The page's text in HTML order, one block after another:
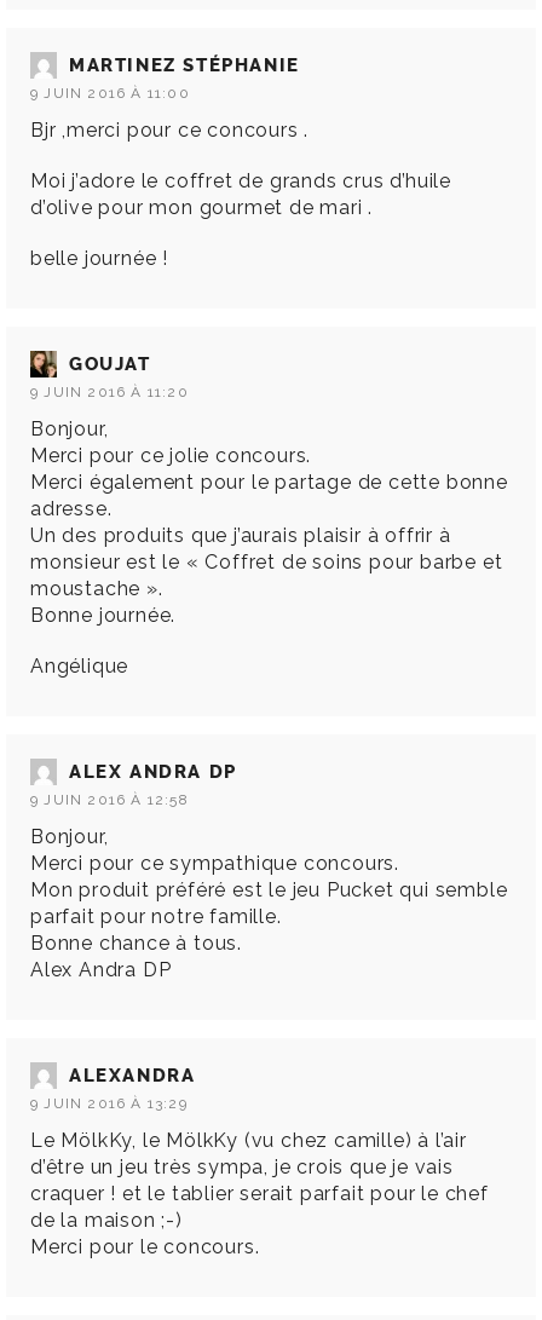
MARTINEZ STÉPHANIE
9 JUIN 2016 À 11:00
Bjr ,merci pour ce concours .
Moi j’adore le coffret de grands crus d’huile
d’olive pour mon gourmet de mari .
belle journée !
GOUJAT
9 JUIN 2016 À 11:20
Bonjour,
Merci pour ce jolie concours.
Merci également pour le partage de cette bonne
adresse.
Un des produits que j’aurais plaisir à offrir à
monsieur est le « Coffret de soins pour barbe et
moustache ».
Bonne journée.
Angélique
ALEX ANDRA DP
9 JUIN 2016 À 12:58
Bonjour,
Merci pour ce sympathique concours.
Mon produit préféré est le jeu Pucket qui semble
parfait pour notre famille.
Bonne chance à tous.
Alex Andra DP
ALEXANDRA
9 JUIN 2016 À 13:29
Le MölkKy, le MölkKy (vu chez camille) à l’air
d’être un jeu très sympa, je crois que je vais
craquer ! et le tablier serait parfait pour le chef
de la maison ;-)
Merci pour le concours.